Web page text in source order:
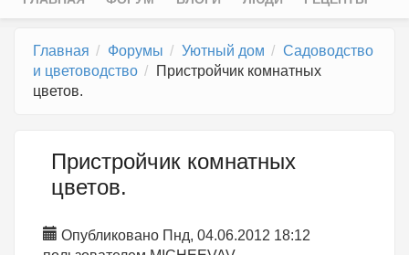
Главное меню
Главная Форумы Уютный дом
Садоводство
и цветоводство
Пристройчик комнатных
цветов.
Пристройчик комнатных
цветов.
Опубликовано Пнд, 04.06.2012 18:12